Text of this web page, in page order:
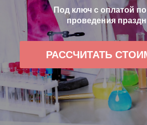
Под ключ с оплатой
проведения
РАССЧИТАТЬ